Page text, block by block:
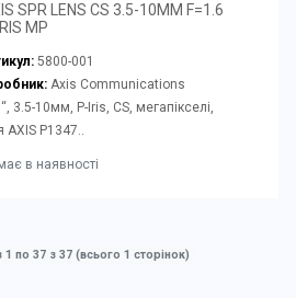
SPR LENS CS 3.5-10MM F=1.6
MP
5800-001
Axis Communications
3.5-10мм, P-Iris, CS, мегапікселі,
AXIS P1347..
в наявності
по 37 з 37 (всього 1 сторінок)